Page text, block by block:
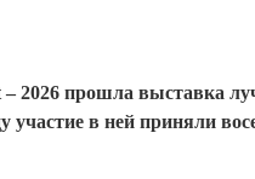
2026 прошла выставка
участие в ней приняли